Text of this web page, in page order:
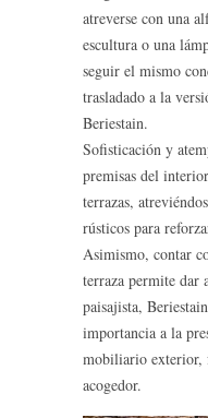
atreverse con una
escultura o una
seguir el mismo
trasladado a la
Beriestain.
Sofisticación y
premisas del
terrazas,
rústicos para
Asimismo, contar
terraza permite dar
paisajista,
importancia a la
mobiliario exterior,
acogedor.